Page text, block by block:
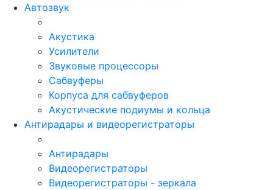
Автозвук
Акустика
Усилители
Звуковые процессоры
Сабвуферы
Корпуса для сабвуферов
Акустические подиумы и кольца
Антирадары и видеорегистраторы
Антирадары
Видеорегистраторы
Видеорегистраторы - зеркала